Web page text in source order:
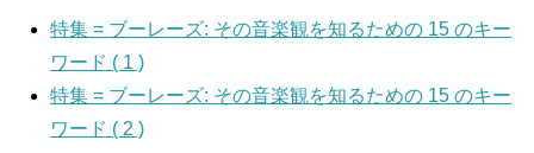
特集 = ブーレーズ: その音楽観を知るための 15 のキー
ワード ( 1 )
特集 = ブーレーズ: その音楽観を知るための 15 のキー
ワード ( 2 )